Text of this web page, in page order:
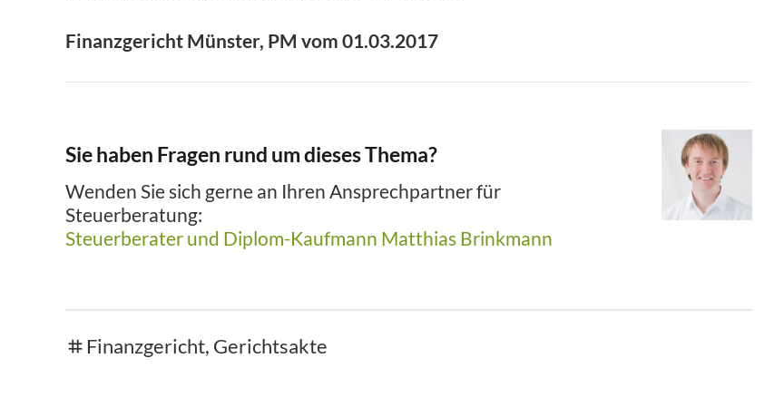
Finanzgericht Münster, PM vom 01.03.2017
Sie haben Fragen rund um dieses Thema?
Wenden Sie sich gerne an Ihren Ansprechpartner für
Steuerberatung:
Steuerberater und Diplom-Kaufmann Matthias Brinkmann
tagsFinanzgericht, Gerichtsakte